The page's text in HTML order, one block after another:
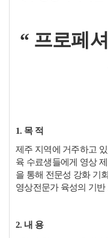
“ 프로페
1. 목 적
제주 지역에 거주하고
육 수료생들에게 영상
을 통해 전문성 강화 기
영상전문가 육성의 기
2. 내 용